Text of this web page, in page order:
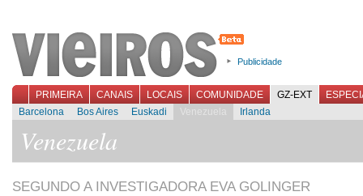
Publicidade
PRIMEIRA CANAIS LOCAIS COMUNIDADE GZ-EXT
Barcelona
Bos Aires Euskadi Venezuela Irlanda
Venezuela
SEGUNDO A INVESTIGADORA EVA GOLINGER